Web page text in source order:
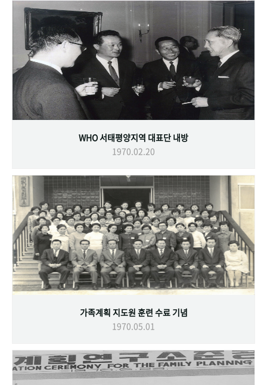
WHO 서태평양지역 대표단 내방
1970.02.20
가족계획 지도원 훈련 수료 기념
1970.05.01